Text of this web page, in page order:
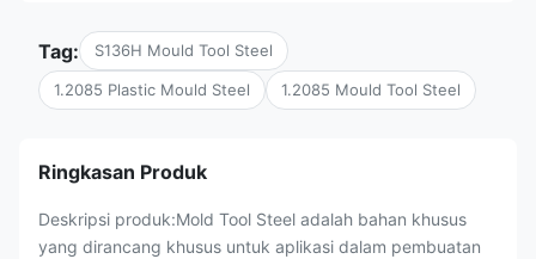
Tag: S136H Mould Tool Steel
1.2085 Plastic Mould Steel 1.2085 Mould Tool Steel
Ringkasan Produk
Deskripsi produk:Mold Tool Steel adalah bahan khusus
yang dirancang khusus untuk aplikasi dalam pembuatan